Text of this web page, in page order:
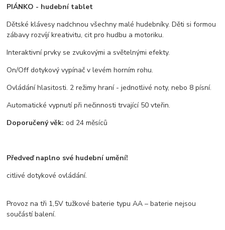
PIÁNKO - hudební tablet
Dětské klávesy nadchnou všechny malé hudebníky. Děti si formou
zábavy rozvíjí kreativitu, cit pro hudbu a motoriku.
Interaktivní prvky se zvukovými a světelnými efekty.
On/Off dotykový vypínač v levém horním rohu.
Ovládání hlasitosti. 2 režimy hraní - jednotlivé noty, nebo 8 písní.
Automatické vypnutí při nečinnosti trvající 50 vteřin.
Doporučený věk: od 24 měsíců
Předveď naplno své hudební umění!
citlivé dotykové ovládání.
Provoz na tři 1,5V tužkové baterie typu AA – baterie nejsou
součástí balení.